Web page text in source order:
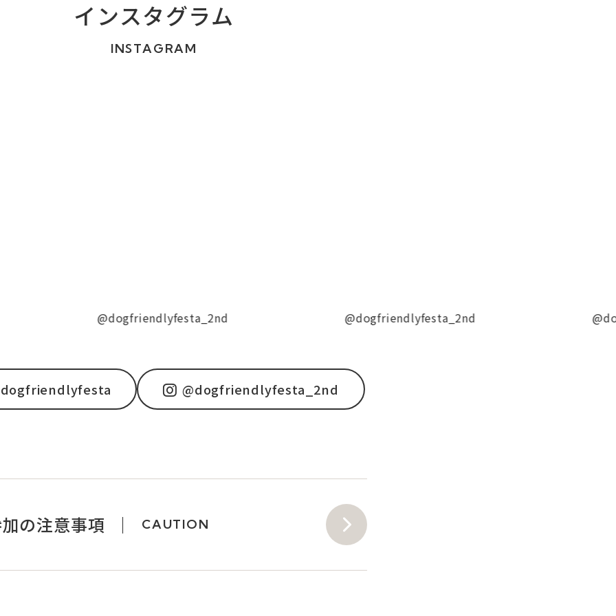
インスタグラム
INSTAGRAM
@dogfriendlyfesta_2nd @dogfriendlyfesta_2nd
@dogfriendlyfesta_2nd
の注意事項 CAUTION